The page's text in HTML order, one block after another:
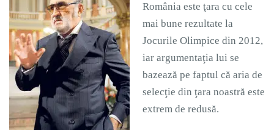
România este ţara cu cele
mai bune rezultate la
Jocurile Olimpice din 2012,
iar argumentaţia lui se
bazează pe faptul că aria de
selecţie din ţara noastră este
extrem de redusă.